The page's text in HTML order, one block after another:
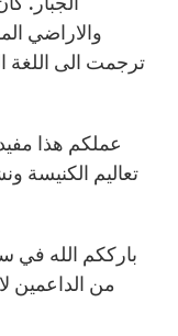
والاراضي
ترجمت الى اللغة
عملكم هذا
تعاليم الكنيسة
بارككم الله في
من الداعمين